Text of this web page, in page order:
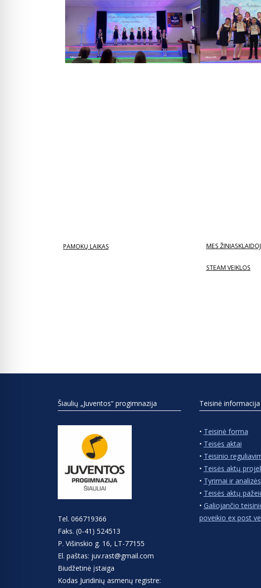
PAMOKŲ LAIKAS MES
STEAM VEIKLOS
Šiaulių „Juventos“ progimnazija
Tel. 066719366
Faks. (0-41) 524513
P. Višinskio g. 16, LT-77155
El. paštas: juv.rast@gmail.com
Biudžetinė įstaiga
Kodas Juridinių asmenų registre:
Teisinė informacija
• Teisinė forma
• Teisės aktai
• Teisinio
• Teisės aktų
• Tyrimai ir analizės
• Teisės aktų
• Galiojančio
poveikio ex post